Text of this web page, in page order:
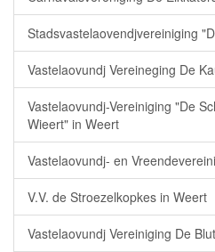
Stadsvastelaovendjvereiniging
Vastelaovundj Vereineging De
Vastelaovundj-Vereiniging "De
Wieert" in Weert
Vastelaovundj- en
V.V. de Stroezelkopkes in Weert
Vastelaovundj Vereiniging De